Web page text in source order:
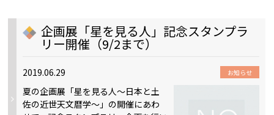
企画展「星を見る人」記念スタンプラ
リー開催（9/2まで）
2019.06.29 お知らせ
夏の企画展「星を見る人～日本と土
佐の近世天文暦学～」の開催にあわ